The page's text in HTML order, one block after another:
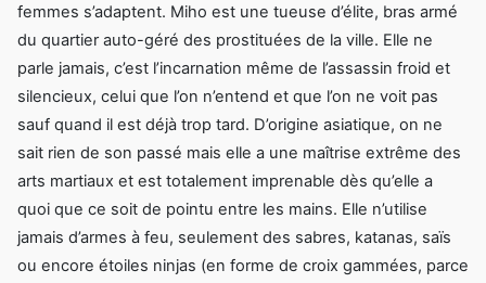
femmes s’adaptent. Miho est une tueuse d’élite, bras armé
du quartier auto-géré des prostituées de la ville. Elle ne
parle jamais, c’est l’incarnation même de l’assassin froid et
silencieux, celui que l’on n’entend et que l’on ne voit pas
sauf quand il est déjà trop tard. D’origine asiatique, on ne
sait rien de son passé mais elle a une maîtrise extrême des
arts martiaux et est totalement imprenable dès qu’elle a
quoi que ce soit de pointu entre les mains. Elle n’utilise
jamais d’armes à feu, seulement des sabres, katanas, saïs
ou encore étoiles ninjas (en forme de croix gammées, parce